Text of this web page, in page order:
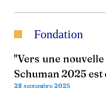
Fondation
"Vers une
Schuman 2025
28 septembre 2025